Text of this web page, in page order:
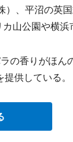
、平沼の英
山公園や横浜
の香りがほん
供している。